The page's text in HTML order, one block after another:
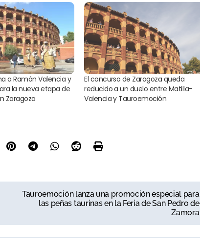
a Ramón Valencia y
la nueva etapa de
Zaragoza
El concurso de Zaragoza queda
reducido a un duelo entre Matilla-
Valencia y Tauroemoción
Tauroemoción lanza una promoción especial para
las peñas taurinas en la Feria de San Pedro de
Zamora